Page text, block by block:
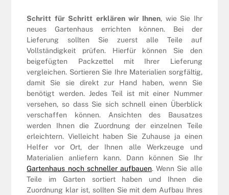
Schritt für Schritt erklären wir Ihnen, wie Sie Ihr
neues Gartenhaus errichten können. Bei der
Lieferung sollten Sie zuerst alle Teile auf
Vollständigkeit prüfen. Hierfür können Sie den
beigefügten Packzettel mit Ihrer Lieferung
vergleichen. Sortieren Sie Ihre Materialien sorgfältig,
damit Sie sie direkt zur Hand haben, wenn Sie
benötigt werden. Jedes Teil ist mit einer Nummer
versehen, so dass Sie sich schnell einen Überblick
verschaffen können. Ansichten des Bausatzes
werden Ihnen die Zuordnung der einzelnen Teile
erleichtern. Vielleicht haben Sie Zuhause ja einen
Helfer vor Ort, der Ihnen alle Werkzeuge und
Materialien anliefern kann. Dann können Sie Ihr
Gartenhaus noch schneller aufbauen. Wenn Sie alle
Teile im Garten sortiert haben und Ihnen die
Zuordnung klar ist, sollten Sie mit dem Aufbau Ihres